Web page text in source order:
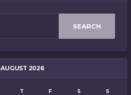
SEARCH
AUGUST 2026
T F S S